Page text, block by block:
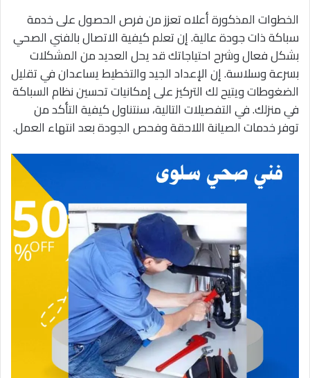
الخطوات المذكورة أعلاه تعزز من فرص الحصول على خدمة
سباكة ذات جودة عالية. إن تعلم كيفية الاتصال بالفني الصحي
بشكل فعال وشرح احتياجاتك قد يحل العديد من المشكلات
بسرعة وسلاسة. إن الإعداد الجيد والتخطيط يساعدان في تقليل
الضغوطات ويتيح لك التركيز على إمكانيات تحسين نظام السباكة
في منزلك. في التفصيلات التالية، سنتناول كيفية التأكد من
توفر خدمات الصيانة اللاحقة وفحص الجودة بعد انتهاء العمل.